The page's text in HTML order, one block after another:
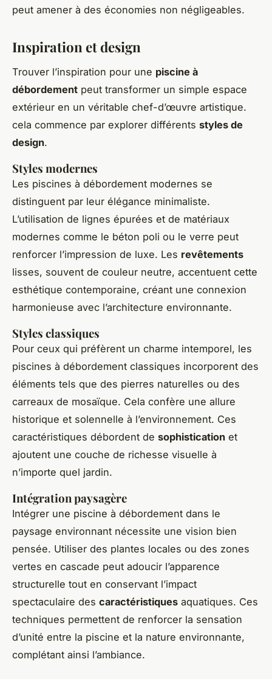
peut amener à des économies non négligeables.
Inspiration et design
Trouver l’inspiration pour une piscine à
débordement peut transformer un simple espace
extérieur en un véritable chef-d’œuvre artistique.
cela commence par explorer différents styles de
design.
Styles modernes
Les piscines à débordement modernes se
distinguent par leur élégance minimaliste.
L’utilisation de lignes épurées et de matériaux
modernes comme le béton poli ou le verre peut
renforcer l’impression de luxe. Les revêtements
lisses, souvent de couleur neutre, accentuent cette
esthétique contemporaine, créant une connexion
harmonieuse avec l’architecture environnante.
Styles classiques
Pour ceux qui préfèrent un charme intemporel, les
piscines à débordement classiques incorporent des
éléments tels que des pierres naturelles ou des
carreaux de mosaïque. Cela confère une allure
historique et solennelle à l’environnement. Ces
caractéristiques débordent de sophistication et
ajoutent une couche de richesse visuelle à
n’importe quel jardin.
Intégration paysagère
Intégrer une piscine à débordement dans le
paysage environnant nécessite une vision bien
pensée. Utiliser des plantes locales ou des zones
vertes en cascade peut adoucir l’apparence
structurelle tout en conservant l’impact
spectaculaire des caractéristiques aquatiques. Ces
techniques permettent de renforcer la sensation
d’unité entre la piscine et la nature environnante,
complétant ainsi l’ambiance.